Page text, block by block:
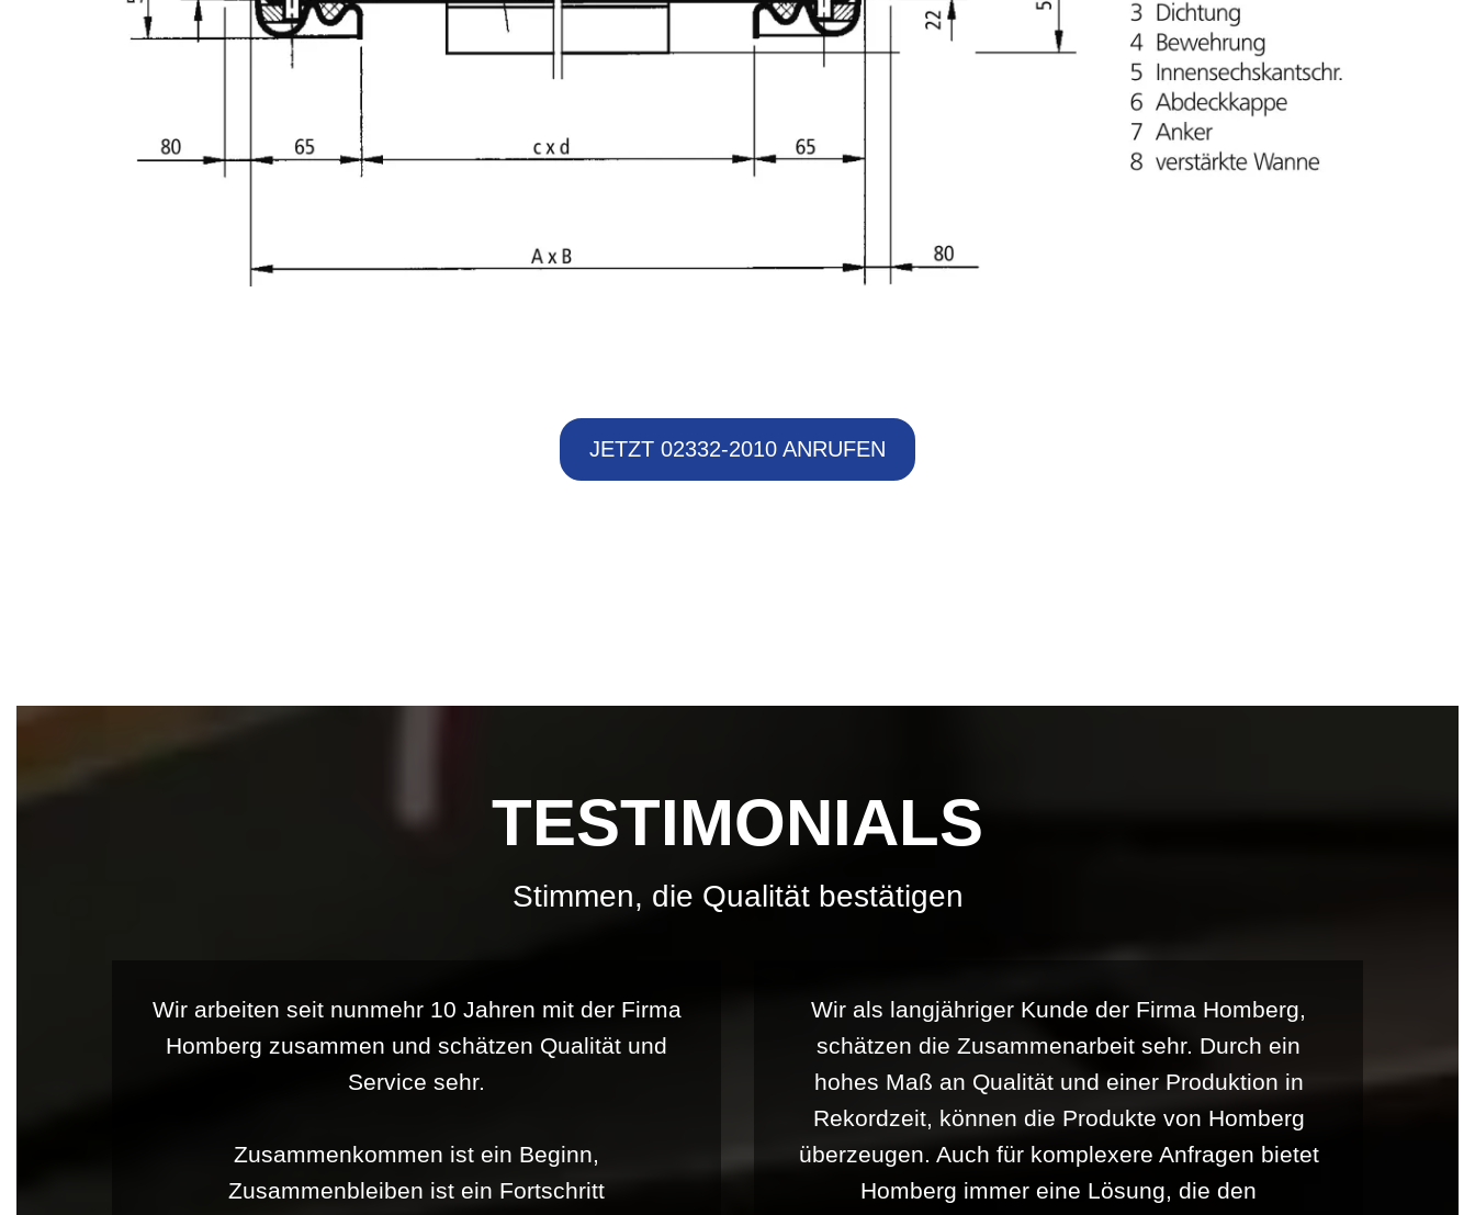
JETZT 02332-2010 ANRUFEN
TESTIMONIALS
Stimmen, die Qualität bestätigen
Wir arbeiten seit nunmehr 10 Jahren mit der Firma
Homberg zusammen und schätzen Qualität und
Service sehr.
Zusammenkommen ist ein Beginn,
Zusammenbleiben ist ein Fortschritt
Wir als langjähriger Kunde der Firma Homberg,
schätzen die Zusammenarbeit sehr. Durch ein
hohes Maß an Qualität und einer Produktion in
Rekordzeit, können die Produkte von Homberg
überzeugen. Auch für komplexere Anfragen bietet
Homberg immer eine Lösung, die den